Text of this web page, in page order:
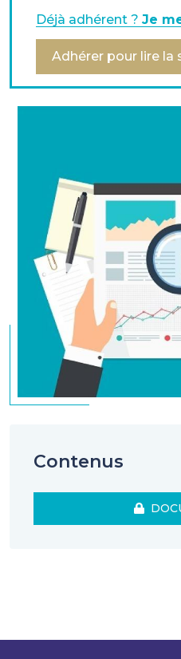
risques et Grenoble
les différentes stratégies
place dans les entreprises.
Déjà adhérent ? Je
Adhérer pour lire la
Contenus